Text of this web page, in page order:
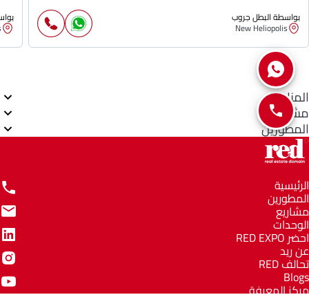
بواسطة البطل جروب
New Heliopolis
المناطق
مشاريع
المطورين
الرئيسية
المطورين
مشاريع
الوحدات
احضر RED EXPO
عن ريد
تحالف RED
Blogs
مركز المعرفة